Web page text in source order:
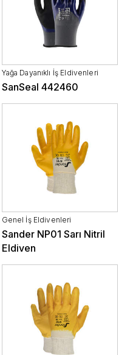
Genel İş Eldivenleri
Sander NP01 Sarı Nitril
Eldiven
Yağa Dayanıklı İş Eldivenleri
SanSeal 442460